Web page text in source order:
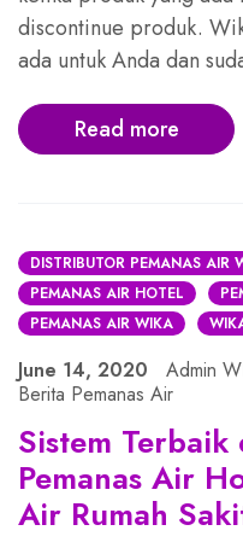
discontinue produk.
ada untuk Anda dan
Read more
DISTRIBUTOR PEMANAS AIR
PEMANAS AIR HOTEL
PEMANAS AIR WIKA
June 14, 2020
Admin
Berita Pemanas Air
Sistem
Pemanas Air
Air Rumah